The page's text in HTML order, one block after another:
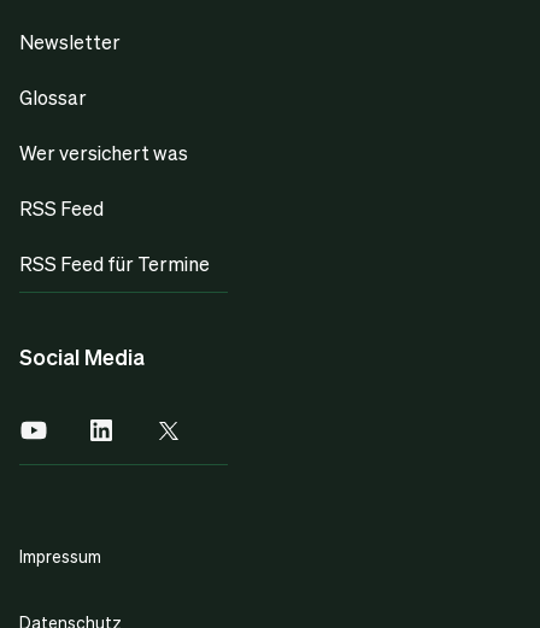
Newsletter
Glossar
Wer versichert was
RSS Feed
RSS Feed für Termine
Social Media
Impressum
Datenschutz